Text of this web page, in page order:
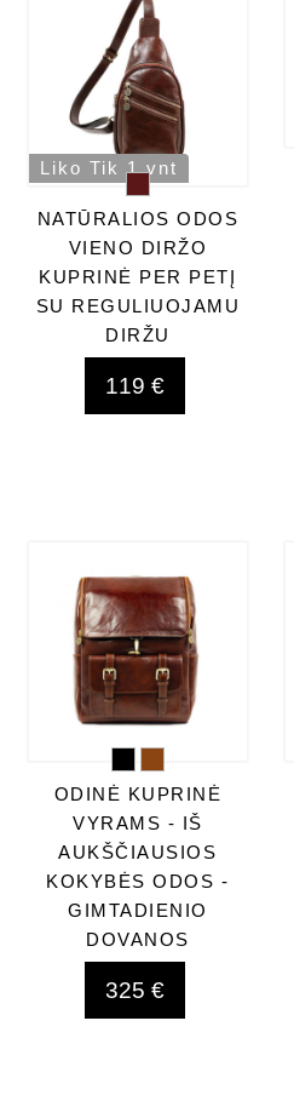
Liko Tik 1 vnt
NATŪRALIOS ODOS
VIENO DIRŽO
KUPRINĖ PER PETĮ
SU REGULIUOJAMU
DIRŽU
119 €
ODINĖ KUPRINĖ
VYRAMS - IŠ
AUKŠČIAUSIOS
KOKYBĖS ODOS -
GIMTADIENIO
DOVANOS
325 €